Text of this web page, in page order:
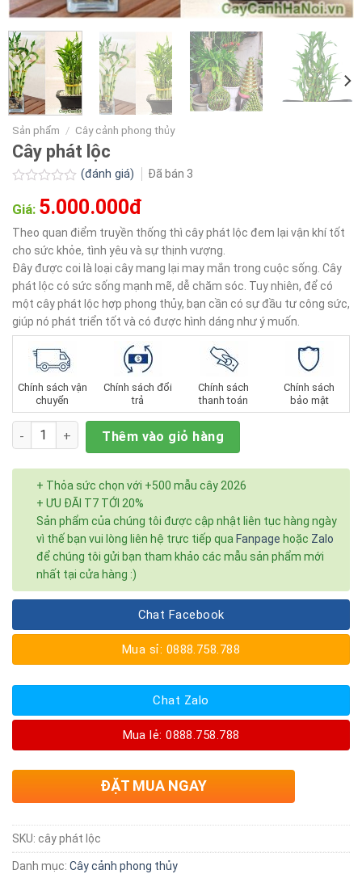
Sản phẩm / Cây cảnh phong thủy
Cây phát lộc
xếp
0.0
5
sao
(đánh giá) Đã bán 3
Giá: 5.000.000đ
Theo quan điểm truyền thống thì cây phát lộc đem lại vận khí tốt
cho sức khỏe, tình yêu và sự thịnh vượng.
Đây được coi là loại cây mang lại may mắn trong cuộc sống. Cây
phát lộc có sức sống mạnh mẽ, dễ chăm sóc. Tuy nhiên, để có
một cây phát lộc hợp phong thủy, bạn cần có sự đầu tư công sức,
giúp nó phát triển tốt và có được hình dáng như ý muốn.
Chính sách vận
chuyển
Chính sách đổi
trả
Chính sách
thanh toán
Chính sách
bảo mật
Số lượng Thêm vào giỏ hàng
+ Thỏa sức chọn với +500 mẫu cây 2026
+ ƯU ĐÃI T7 TỚI 20%
Sản phẩm của chúng tôi được cập nhật liên tục hàng ngày
vì thế bạn vui lòng liên hệ trực tiếp qua Fanpage hoặc Zalo
để chúng tôi gửi bạn tham khảo các mẫu sản phẩm mới
nhất tại cửa hàng :)
Chat Facebook
Mua sỉ: 0888.758.788
Chat Zalo
Mua lẻ: 0888.758.788
ĐẶT MUA NGAY
SKU: cây phát lộc
Danh mục: Cây cảnh phong thủy